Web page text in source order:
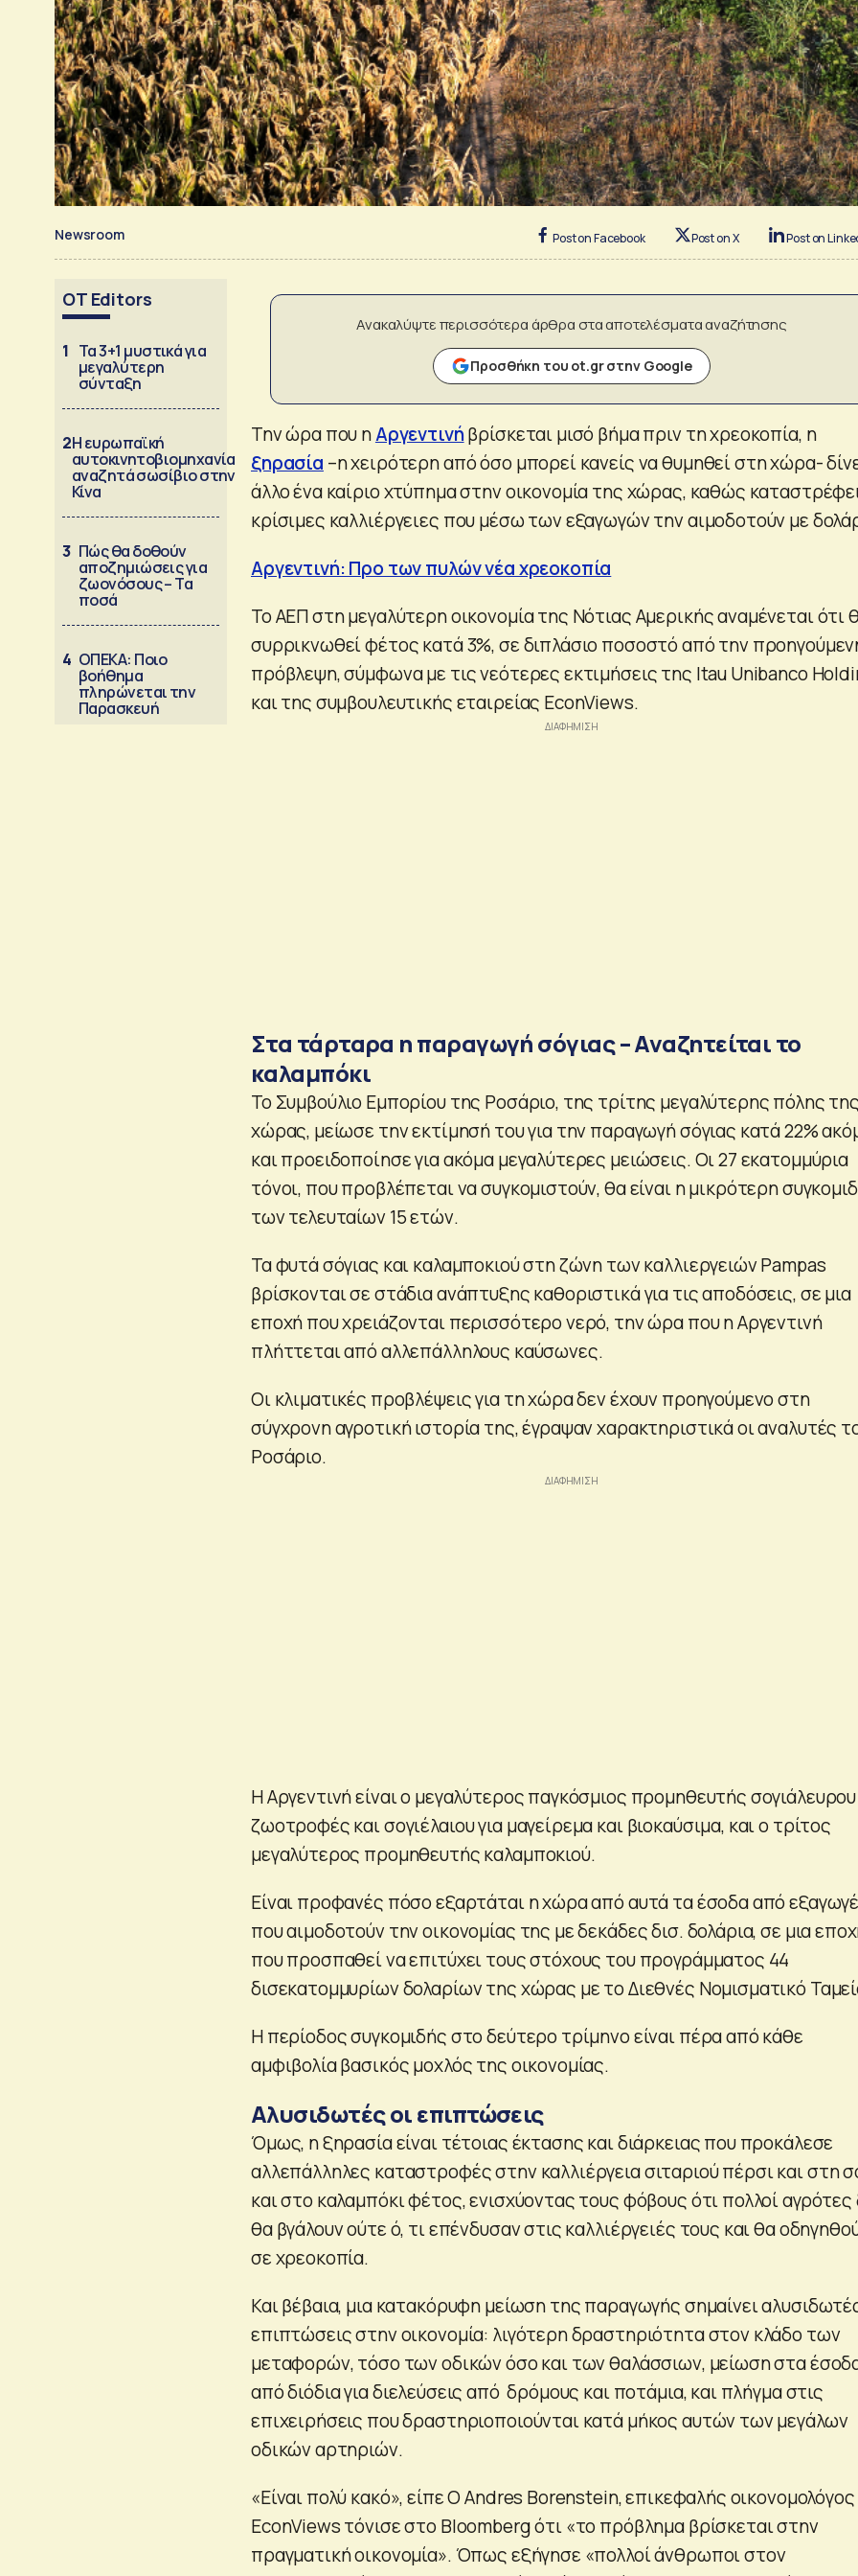
Newsroom Post on Facebook Post on X Post on
OT Editors
1 Τα 3+1 μυστικά για
μεγαλύτερη
σύνταξη
2Η ευρωπαϊκή
αυτοκινητοβιομηχανία
αναζητά σωσίβιο στην
Κίνα
3 Πώς θα δοθούν
αποζημιώσεις για
ζωονόσους – Τα
ποσά
4 ΟΠΕΚΑ: Ποιο
βοήθημα
πληρώνεται την
Παρασκευή
Ανακαλύψτε περισσότερα άρθρα στα αποτελέσματα αναζήτησης
Προσθήκη του ot.gr στην Google
Την ώρα που ηΑργεντινήβρίσκεται μισό βήμα πριν τη χρεοκοπία, η
ξηρασία –η χειρότερη από όσο μπορεί κανείς να θυμηθεί στη χώρα-
άλλο ένα καίριο χτύπημα στην οικονομία της χώρας, καθώς
κρίσιμες καλλιέργειες που μέσω των εξαγωγών την αιμοδοτούν με
Αργεντινή: Προ των πυλών νέα χρεοκοπία
Το ΑΕΠ στη μεγαλύτερη οικονομία της Νότιας Αμερικής αναμένεται ότι
συρρικνωθεί φέτος κατά 3%, σε διπλάσιο ποσοστό από την
πρόβλεψη, σύμφωνα με τις νεότερες εκτιμήσεις της Itau Unibanco
και της συμβουλευτικής εταιρείας EconViews.
Στα τάρταρα η παραγωγή σόγιας – Αναζητείται το
καλαμπόκι
Το Συμβούλιο Εμπορίου της Ροσάριο, της τρίτης μεγαλύτερης πόλης της
χώρας, μείωσε την εκτίμησή του για την παραγωγή σόγιας κατά 22%
και προειδοποίησε για ακόμα μεγαλύτερες μειώσεις. Οι 27 εκατομμύρια
τόνοι, που προβλέπεται να συγκομιστούν, θα είναι η μικρότερη
των τελευταίων 15 ετών.
Τα φυτά σόγιας και καλαμποκιού στη ζώνη των καλλιεργειών Pampas
βρίσκονται σε στάδια ανάπτυξης καθοριστικά για τις αποδόσεις, σε μια
εποχή που χρειάζονται περισσότερο νερό, την ώρα που η Αργεντινή
πλήττεται από αλλεπάλληλους καύσωνες.
Οι κλιματικές προβλέψεις για τη χώρα δεν έχουν προηγούμενο στη
σύγχρονη αγροτική ιστορία της, έγραψαν χαρακτηριστικά οι αναλυτές
Ροσάριο.
Η Αργεντινή είναι ο μεγαλύτερος παγκόσμιος προμηθευτής σογιάλευρου
ζωοτροφές και σογιέλαιου για μαγείρεμα και βιοκαύσιμα, και ο τρίτος
μεγαλύτερος προμηθευτής καλαμποκιού.
Είναι προφανές πόσο εξαρτάται η χώρα από αυτά τα έσοδα από
που αιμοδοτούν την οικονομίας της με δεκάδες δισ. δολάρια, σε μια
που προσπαθεί να επιτύχει τους στόχους του προγράμματος 44
δισεκατομμυρίων δολαρίων της χώρας με το Διεθνές Νομισματικό
Η περίοδος συγκομιδής στο δεύτερο τρίμηνο είναι πέρα από κάθε
αμφιβολία βασικός μοχλός της οικονομίας.
Αλυσιδωτές οι επιπτώσεις
Όμως, η ξηρασία είναι τέτοιας έκτασης και διάρκειας που προκάλεσε
αλλεπάλληλες καταστροφές στην καλλιέργεια σιταριού πέρσι και στη
και στο καλαμπόκι φέτος, ενισχύοντας τους φόβους ότι πολλοί αγρότες
θα βγάλουν ούτε ό, τι επένδυσαν στις καλλιέργειές τους και θα
σε χρεοκοπία.
Και βέβαια, μια κατακόρυφη μείωση της παραγωγής σημαίνει
επιπτώσεις στην οικονομία: λιγότερη δραστηριότητα στον κλάδο των
μεταφορών, τόσο των οδικών όσο και των θαλάσσιων, μείωση στα
από διόδια για διελεύσεις από δρόμους και ποτάμια, και πλήγμα στις
επιχειρήσεις που δραστηριοποιούνται κατά μήκος αυτών των μεγάλων
οδικών αρτηριών.
«Είναι πολύ κακό», είπε Ο Andres Borenstein, επικεφαλής
EconViews τόνισε στο Bloomberg ότι «το πρόβλημα βρίσκεται στην
πραγματική οικονομία». Όπως εξήγησε «πολλοί άνθρωποι στον